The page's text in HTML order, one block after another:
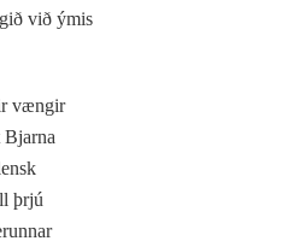
við ýmis
vængir
Bjarna
þrjú